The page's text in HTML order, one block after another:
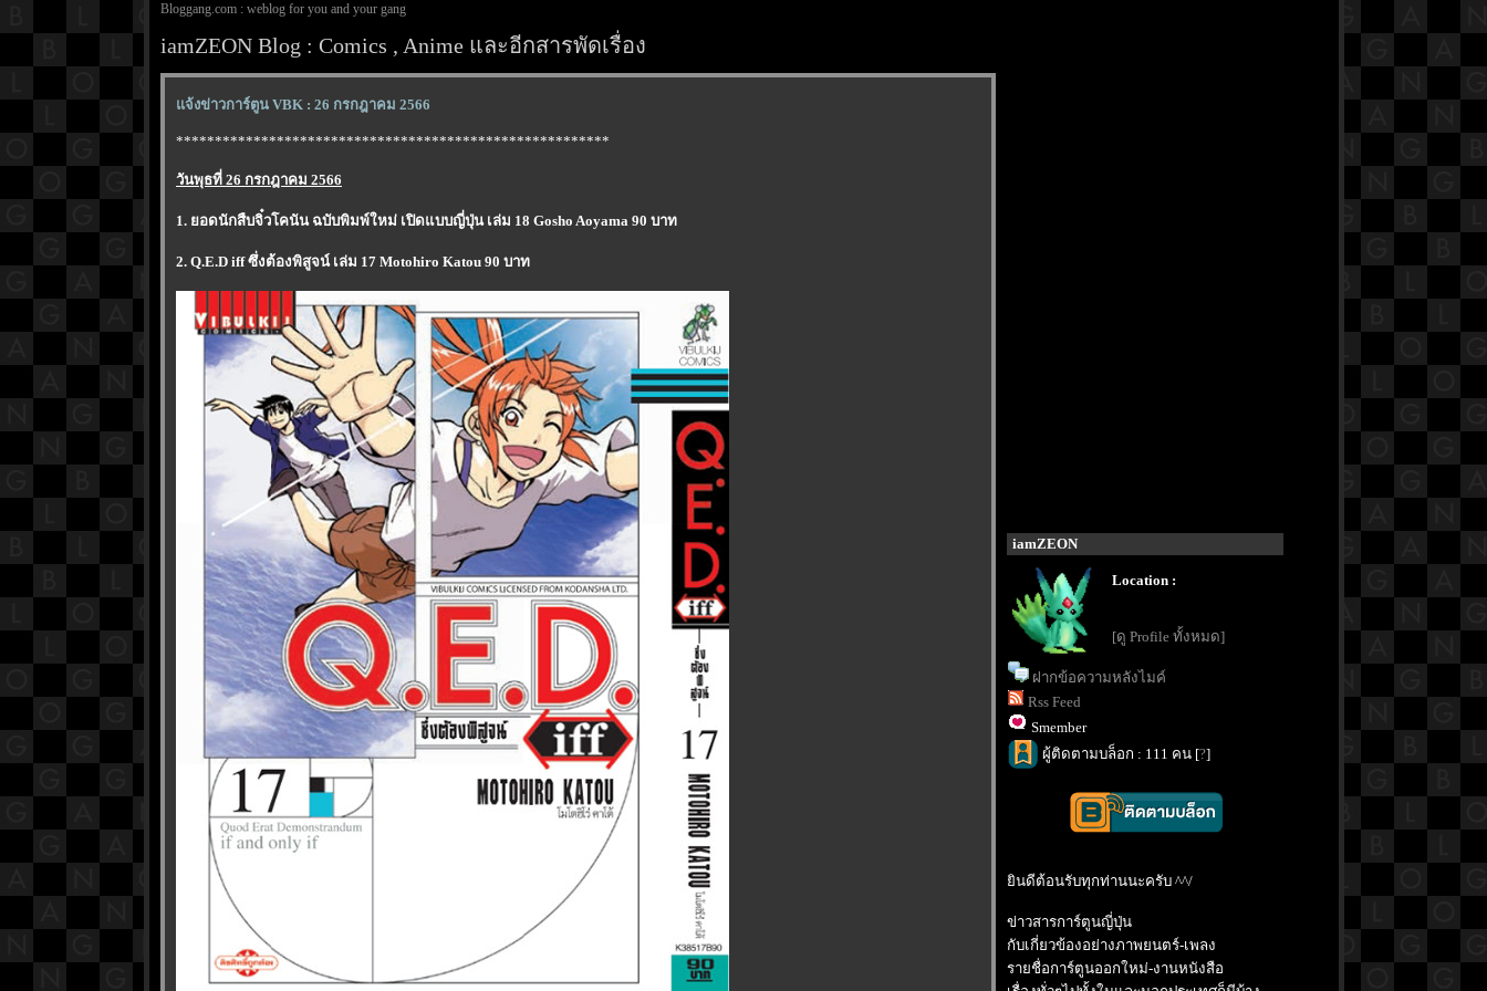
Bloggang.com : weblog for you and your gang
iamZEON Blog : Comics , Anime และอีกสารพัดเรื่อง
จ้งข่าวการ์ตูน VBK : 26 กรกฎาคม 2566
********************************************************
วันพุธที่ 26 กรกฎาคม 2566
1. ยอดนักสืบจิ๋วโคนัน ฉบับพิมพ์ใหม่ เปิดแบบญี่ปุ่น เล่ม 18 Gosho Aoyama 90 บาท
2. Q.E.D iff ซึ่งต้องพิสูจน์ เล่ม 17 Motohiro Katou 90 บาท
iamZEON
Location :
[ดู Profile ทั้งหมด]
ฝากข้อความหลังไมค์
Rss Feed
Smember
ผู้ติดตามบล็อก : 111 คน [?]
ินดีต้อนรับทุกท่านนะครับ ^^/
ข่าวสารการ์ตูนญี่ปุ่น
กับเกี่ยวข้องอย่างภาพยนตร์-เพลง
รายชื่อการ์ตูนออกใหม่-งานหนังสือ